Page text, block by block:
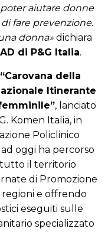
aiutare donne
fare prevenzione.
donna»dichiara
di P&G Italia.
“Carovana della
Itinerante
, lanciato
Komen Italia, in
Policlinico
ad oggi ha percorso
il territorio
di Promozione
regioni e offrendo
eseguiti sulle
specializzato